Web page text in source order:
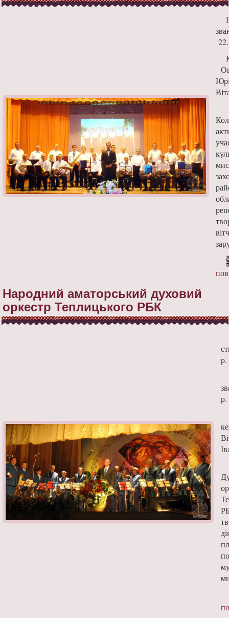
Народний аматорський духовий
оркестр Теплицького РБК
р.